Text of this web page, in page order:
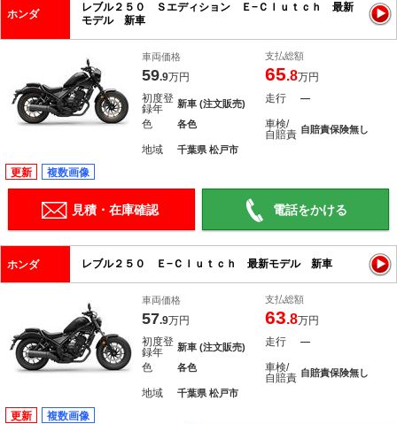
ホンダ
レブル２５０ Ｓエディション Ｅ−Ｃｌｕｔｃｈ 最新
モデル 新車
車両価格
59.9万円
支払総額
65.8万円
初度登
録年
新車 (注文販売) 走行 ―
色 各色
車検/
自賠責 自賠責保険無し
地域 千葉県 松戸市
更新 複数画像
見積・在庫確認 電話をかける
ホンダ レブル２５０ Ｅ−Ｃｌｕｔｃｈ 最新モデル 新車
車両価格
57.9万円
支払総額
63.8万円
初度登
録年
新車 (注文販売) 走行 ―
色 各色
車検/
自賠責 自賠責保険無し
地域 千葉県 松戸市
更新 複数画像